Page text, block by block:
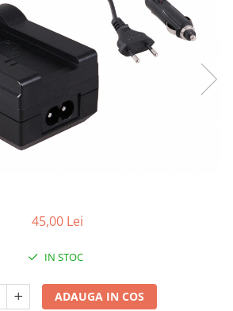
45,00 Lei
IN STOC
ADAUGA IN COS